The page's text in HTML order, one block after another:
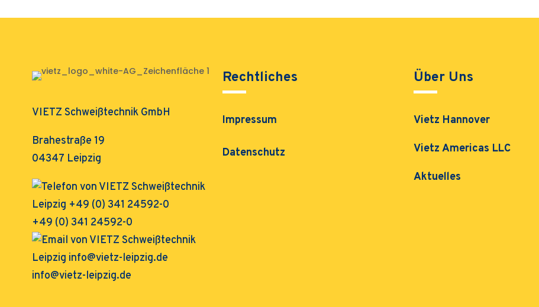
VIETZ Schweißtechnik GmbH
Brahestraße 19
04347 Leipzig
+49 (0) 341 24592-0
info@vietz-leipzig.de
Rechtliches
Impressum
Datenschutz
Über Uns
Vietz Hannover
Vietz Americas LLC
Aktuelles